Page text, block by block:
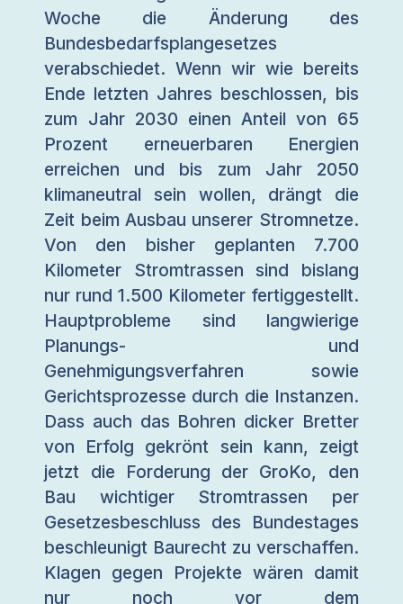
Woche die Änderung des
Bundesbedarfsplangesetzes
verabschiedet. Wenn wir wie bereits
Ende letzten Jahres beschlossen, bis
zum Jahr 2030 einen Anteil von 65
Prozent erneuerbaren Energien
erreichen und bis zum Jahr 2050
klimaneutral sein wollen, drängt die
Zeit beim Ausbau unserer Stromnetze.
Von den bisher geplanten 7.700
Kilometer Stromtrassen sind bislang
nur rund 1.500 Kilometer fertiggestellt.
Hauptprobleme sind langwierige
Planungs- und
Genehmigungsverfahren sowie
Gerichtsprozesse durch die Instanzen.
Dass auch das Bohren dicker Bretter
von Erfolg gekrönt sein kann, zeigt
jetzt die Forderung der GroKo, den
Bau wichtiger Stromtrassen per
Gesetzesbeschluss des Bundestages
beschleunigt Baurecht zu verschaffen.
Klagen gegen Projekte wären damit
nur noch vor dem